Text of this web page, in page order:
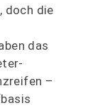
doch die
das
–